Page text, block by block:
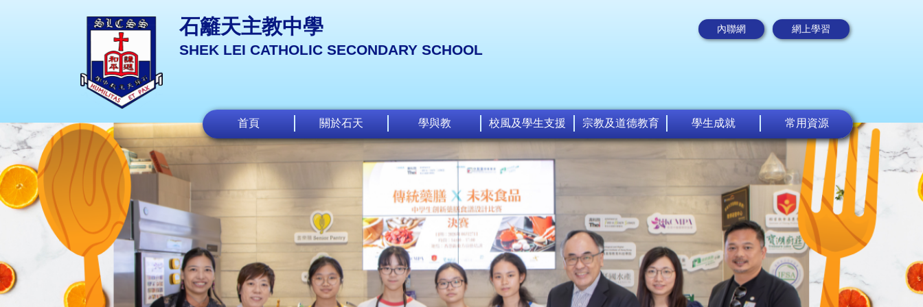
石籬天主教中學
SHEK LEI CATHOLIC SECONDARY SCHOOL
內聯網 網上學習
首頁 關於石天 學與教 校風及學生支援 宗教及道德教育 學生成就 常用資源